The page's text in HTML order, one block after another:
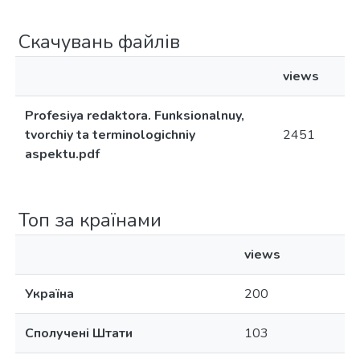
Скачувань файлів
views
Profesiya redaktora. Funksionalnuy,
tvorchiy ta terminologichniy
aspektu.pdf
2451
Топ за країнами
views
Україна 200
Сполучені Штати 103